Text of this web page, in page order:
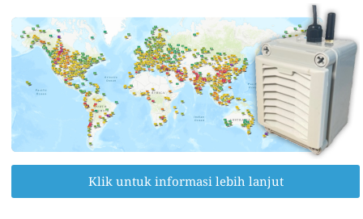
Klik untuk informasi lebih lanjut